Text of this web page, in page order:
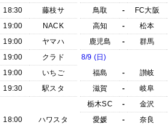
18:30
藤枝サ
19:00
NACK
19:00
ヤマハ
19:00
クラド
19:00
いちご
19:30
駅スタ
18:00
ハワスタ
鳥取
- FC大阪
高知
- 松本
鹿児島
- 群馬
8/9 (日)
福島
- 讃岐
滋賀
- 岐阜
栃木SC
- 金沢
愛媛
- 奈良